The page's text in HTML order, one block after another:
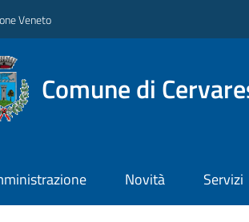
Veneto
Comune di
Novità Servizi